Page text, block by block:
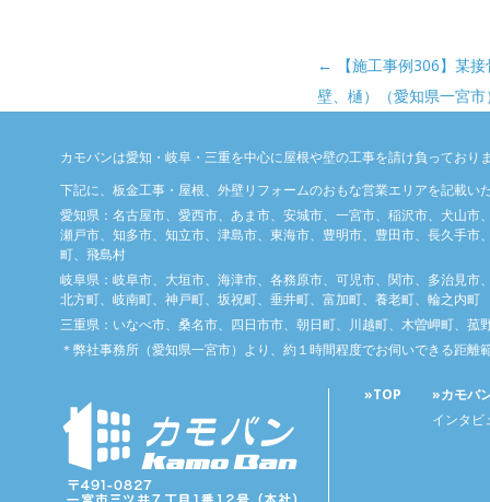
投稿ナビゲーション
←
【施工事例306】某
壁、樋）（愛知県一宮市
カモバンは愛知・岐阜・三重を中心に屋根や壁の工事を請け負っており
下記に、板金工事・屋根、外壁リフォームのおもな営業エリアを記載い
愛知県：名古屋市、愛西市、あま市、安城市、一宮市、稲沢市、犬山
瀬戸市、知多市、知立市、津島市、東海市、豊明市、豊田市、長久手
町、飛島村
岐阜県：岐阜市、大垣市、海津市、各務原市、可児市、関市、多治見
北方町、岐南町、神戸町、坂祝町、垂井町、富加町、養老町、輪之内町
三重県：いなべ市、桑名市、四日市市、朝日町、川越町、木曽岬町、菰
＊弊社事務所（愛知県一宮市）より、約１時間程度でお伺いできる距離
»TOP
»カモバ
インタビ